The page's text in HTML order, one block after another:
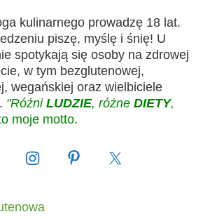
kulinarnego prowadzę 18 lat.
piszę, myślę i śnię! U
spotykają się osoby na zdrowej
w tym bezglutenowej,
wegańskiej oraz wielbiciele
"Różni LUDZIE, różne DIETY,
moje motto.